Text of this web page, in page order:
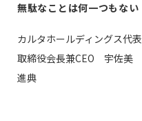
無駄なことは何一つもない
カルタホールディングス代表
取締役会長兼CEO 宇佐美
進典